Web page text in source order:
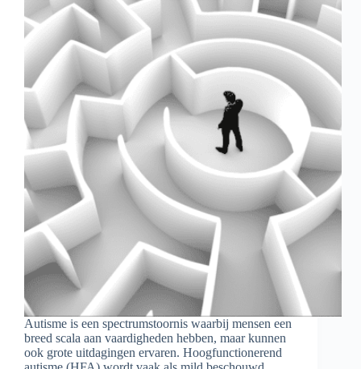
Autisme is een spectrumstoornis waarbij mensen een
breed scala aan vaardigheden hebben, maar kunnen
ook grote uitdagingen ervaren. Hoogfunctionerend